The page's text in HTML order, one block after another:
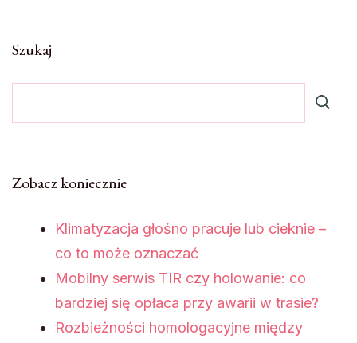
Szukaj
Zobacz koniecznie
Klimatyzacja głośno pracuje lub cieknie –
co to może oznaczać
Mobilny serwis TIR czy holowanie: co
bardziej się opłaca przy awarii w trasie?
Rozbieżności homologacyjne między